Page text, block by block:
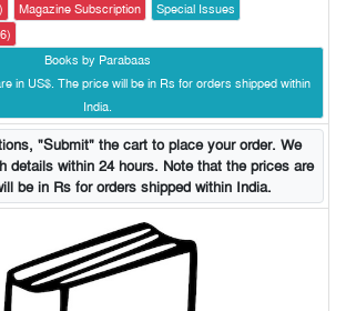
Magazine Subscription
Special Issues
Books by Parabaas
in US$. The price will be in Rs for orders shipped within
India.
"Submit" the cart to place your order. We
details within 24 hours. Note that the prices are
be in Rs for orders shipped within India.